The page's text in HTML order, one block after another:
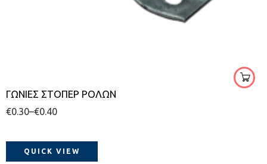
ΓΩΝΙΕΣ ΣΤΟΠΕΡ ΡΟΛΩΝ
€0.30–€0.40
QUICK VIEW